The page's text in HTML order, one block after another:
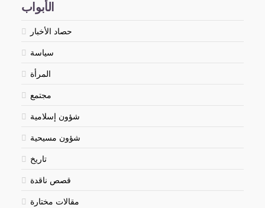
الأبواب
حصاد الأخبار
سياسة
المرأة
مجتمع
شؤون إسلامية
شؤون مسيحية
تاريخ
قصص ناقدة
مقالات مختارة